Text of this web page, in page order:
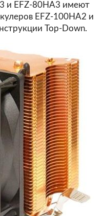
и EFZ-80HA3 имеют
EFZ-100HA2 и
Top-Down.